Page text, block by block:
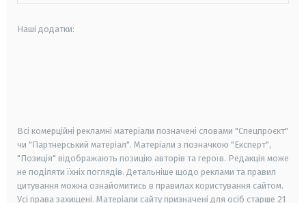
Наші додатки:
Всі комерційні рекламні матеріали позначені словами "Спецпроєкт"
чи "Партнерський матеріал". Матеріали з позначкою "Експерт",
"Позиція" відображають позицію авторів та героїв. Редакція може
не поділяти їхніх поглядів. Детальніше щодо реклами та правил
цитування можна ознайомитись в правилах користування сайтом.
Усі права захищені. Матеріали сайту призначені для осіб старше 21